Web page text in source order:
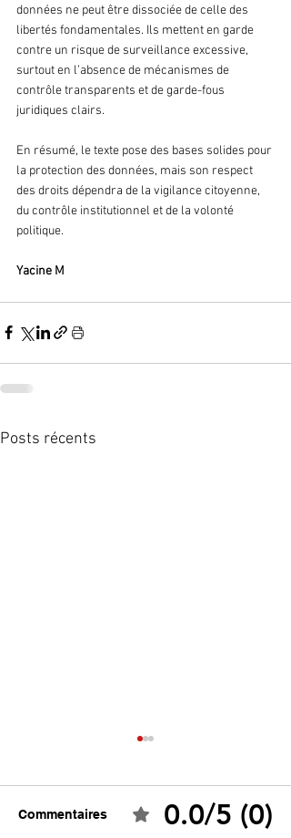
données ne peut être dissociée de celle des
libertés fondamentales. Ils mettent en garde
contre un risque de surveillance excessive,
surtout en l’absence de mécanismes de
contrôle transparents et de garde-fous
juridiques clairs.
En résumé, le texte pose des bases solides pour
la protection des données, mais son respect
des droits dépendra de la vigilance citoyenne,
du contrôle institutionnel et de la volonté
politique.
Yacine M
Posts récents
Commentaires 0.0/5 (0)